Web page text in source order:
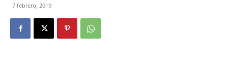
7 febrero, 2019